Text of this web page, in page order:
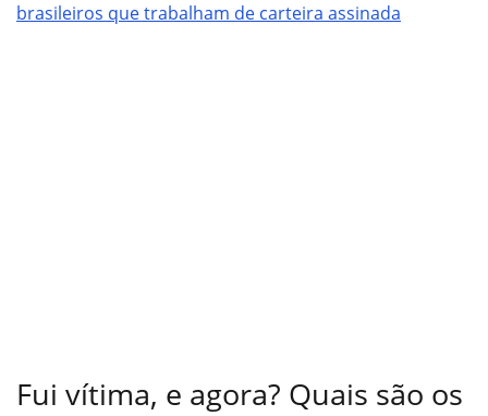
brasileiros que trabalham de carteira assinada
Fui vítima, e agora? Quais são os